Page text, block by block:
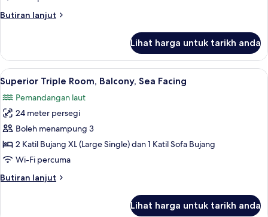
Butiran lanjut
Butiran
Room,
Balcony
Lihat harga untuk tarikh anda
Lihat
semua
foto
untuk
Superior
Triple
Room,
Sea
Superior Triple Room, Balcony, Sea
6
Superior Triple Room, Balcony, Sea Facing
Pemandangan laut
24 meter persegi
Boleh menampung 3
2 Katil Bujang XL (Large Single) dan 1 Katil Sofa Bujang
Wi-Fi percuma
Butiran lanjut
Butiran
Lihat harga untuk tarikh anda